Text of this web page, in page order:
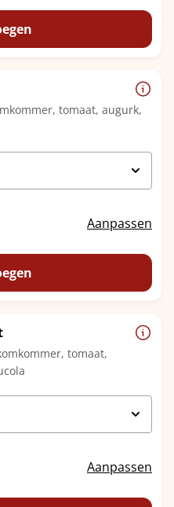
tomaat, augurk,
Aanpassen
tomaat,
Aanpassen